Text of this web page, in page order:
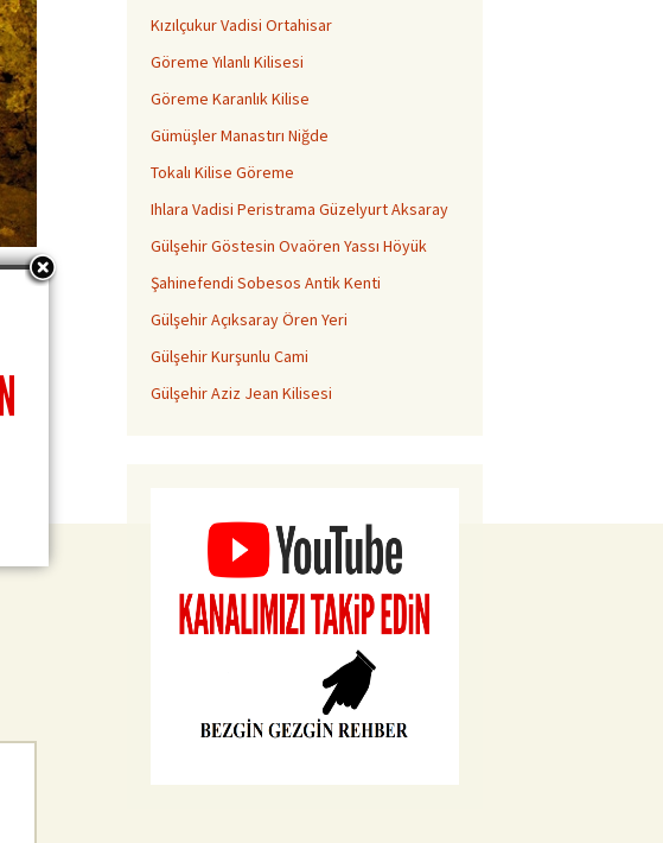
Kızılçukur Vadisi Ortahisar
Göreme Yılanlı Kilisesi
Göreme Karanlık Kilise
Gümüşler Manastırı Niğde
Tokalı Kilise Göreme
Ihlara Vadisi Peristrama Güzelyurt Aksaray
Gülşehir Göstesin Ovaören Yassı Höyük
Şahinefendi Sobesos Antik Kenti
Gülşehir Açıksaray Ören Yeri
Gülşehir Kurşunlu Cami
Gülşehir Aziz Jean Kilisesi